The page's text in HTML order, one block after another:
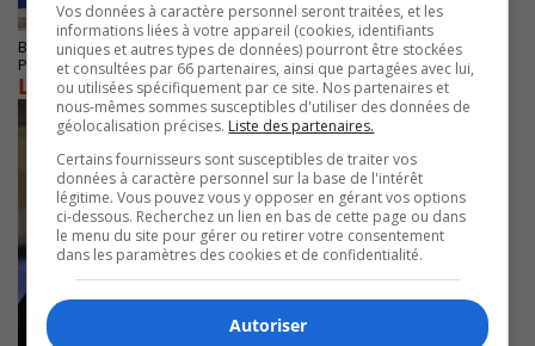
BOUCHERVILLE
Publié le 23 octobre 2024 à 16h00
La CSQ aimerait un sommet sur l’éducation
Vos données à caractère personnel seront traitées, et les
informations liées à votre appareil (cookies, identifiants
uniques et autres types de données) pourront être stockées
et consultées par 66 partenaires, ainsi que partagées avec lui,
ou utilisées spécifiquement par ce site. Nos partenaires et
nous-mêmes sommes susceptibles d'utiliser des données de
géolocalisation précises. Liste des partenaires.
Certains fournisseurs sont susceptibles de traiter vos
données à caractère personnel sur la base de l'intérêt
légitime. Vous pouvez vous y opposer en gérant vos options
ci-dessous. Recherchez un lien en bas de cette page ou dans
le menu du site pour gérer ou retirer votre consentement
dans les paramètres des cookies et de confidentialité.
Autoriser